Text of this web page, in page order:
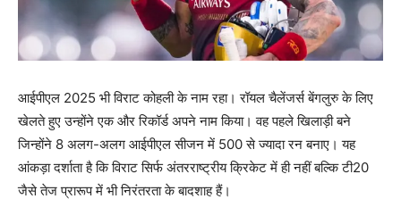
आईपीएल 2025 भी विराट कोहली के नाम रहा। रॉयल चैलेंजर्स बेंगलुरु के लिए
खेलते हुए उन्होंने एक और रिकॉर्ड अपने नाम किया। वह पहले खिलाड़ी बने
जिन्होंने 8 अलग-अलग आईपीएल सीजन में 500 से ज्यादा रन बनाए। यह
आंकड़ा दर्शाता है कि विराट सिर्फ अंतरराष्ट्रीय क्रिकेट में ही नहीं बल्कि टी20
जैसे तेज प्रारूप में भी निरंतरता के बादशाह हैं।